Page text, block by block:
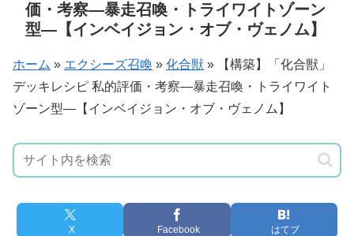
価・考察―暴走召喚・トライワイトゾーン
型―【インベイジョン・オブ・ヴェノム】
ホーム » エクシーズ召喚 » 化合獣 » 【構築】「化合獣」
デッキレシピ 私的評価・考察―暴走召喚・トライワイト
ゾーン型―【インベイジョン・オブ・ヴェノム】
X Facebook はてブ